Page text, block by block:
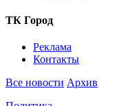
ТК Город
Реклама
Контакты
Все новости Архив